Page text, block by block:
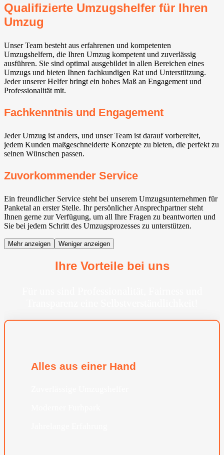
Qualifizierte Umzugshelfer für Ihren
Umzug
Unser Team besteht aus erfahrenen und kompetenten
Umzugshelfern, die Ihren Umzug kompetent und zuverlässig
ausführen. Sie sind optimal ausgebildet in allen Bereichen eines
Umzugs und bieten Ihnen fachkundigen Rat und Unterstützung.
Jeder unserer Helfer bringt ein hohes Maß an Engagement und
Professionalität mit.
Fachkenntnis und Engagement
Jeder Umzug ist anders, und unser Team ist darauf vorbereitet,
jedem Kunden maßgeschneiderte Konzepte zu bieten, die perfekt zu
seinen Wünschen passen.
Zuvorkommender Service
Ein freundlicher Service steht bei unserem Umzugsunternehmen für
Panketal⁠ an erster Stelle. Ihr persönlicher Ansprechpartner steht
Ihnen gerne zur Verfügung, um all Ihre Fragen zu beantworten und
Sie bei jedem Schritt des Umzugsprozesses zu unterstützen.
Mehr anzeigen Weniger anzeigen
Ihre Vorteile bei uns
Alles aus einer Hand